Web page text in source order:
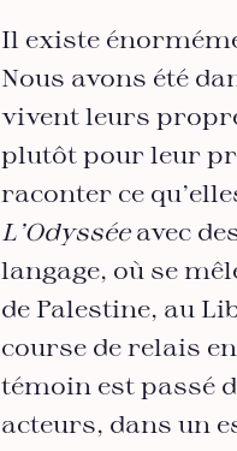
Il existe
Nous avons été
vivent leurs
plutôt pour leur
raconter ce
L’Odysséeavec
langage, où se
de Palestine, au
course de relais
témoin est passé
acteurs, dans un